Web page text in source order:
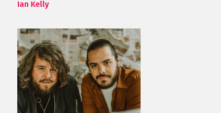
Ian Kelly